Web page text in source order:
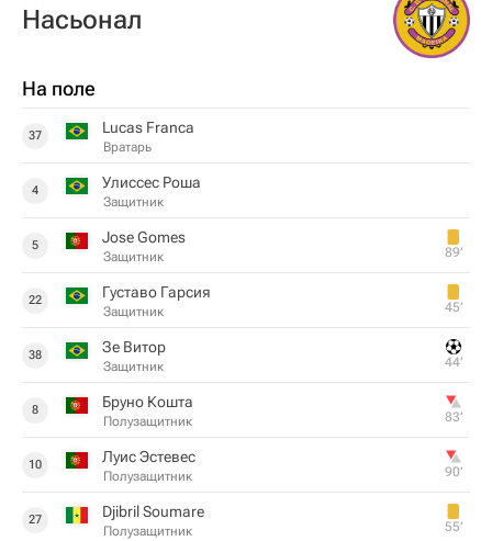
Насьонал
На поле
37 Lucas Franca
Вратарь
4 Улиссес Роша
Защитник
5 Jose Gomes
Защитник 89‎’‎
22 Густаво Гарсия
Защитник 45‎’‎
38 Зе Витор
Защитник 44‎’‎
8 Бруно Кошта
Полузащитник 83‎’‎
10 Луис Эстевес
Полузащитник 90‎’‎
27 Djibril Soumare
Полузащитник 55‎’‎